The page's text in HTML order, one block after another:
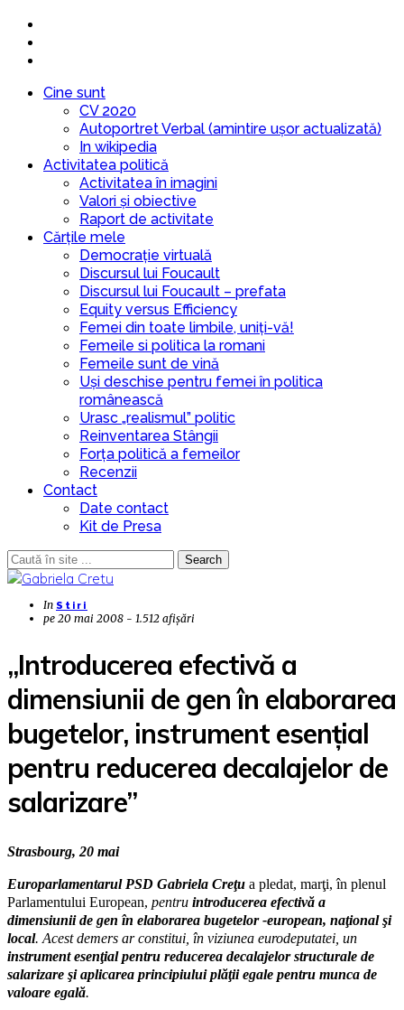
Cine sunt
CV 2020
Autoportret Verbal (amintire ușor actualizată)
In wikipedia
Activitatea politică
Activitatea în imagini
Valori și obiective
Raport de activitate
Cărțile mele
Democrație virtuală
Discursul lui Foucault
Discursul lui Foucault – prefata
Equity versus Efficiency
Femei din toate limbile, uniți-vă!
Femeile si politica la romani
Femeile sunt de vină
Uși deschise pentru femei în politica
românească
Urasc „realismul” politic
Reinventarea Stângii
Forța politică a femeilor
Recenzii
Contact
Date contact
Kit de Presa
Search
In Stiri
pe 20 mai 2008 - 1.512 afișări
„Introducerea efectivă a
dimensiunii de gen în elaborarea
bugetelor, instrument esenţial
pentru reducerea decalajelor de
salarizare”
Strasbourg, 20 mai
Europarlamentarul PSD Gabriela Creţu a pledat, marţi, în plenul
Parlamentului European, pentru introducerea efectivă a
dimensiunii de gen în elaborarea bugetelor -european, naţional şi
local. Acest demers ar constitui, în viziunea eurodeputatei, un
instrument esenţial pentru reducerea decalajelor structurale de
salarizare şi aplicarea principiului plăţii egale pentru munca de
valoare egală.